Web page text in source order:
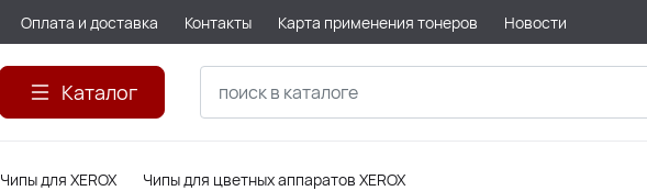
Оплата и доставка Контакты Карта применения тонеров Новости
Каталог
Чипы для XEROX Чипы для цветных аппаратов XEROX